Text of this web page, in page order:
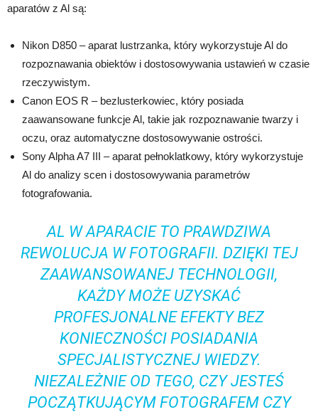
aparatów z Al są:
Nikon D850 – aparat lustrzanka, który wykorzystuje Al do
rozpoznawania obiektów i dostosowywania ustawień w czasie
rzeczywistym.
Canon EOS R – bezlusterkowiec, który posiada
zaawansowane funkcje Al, takie jak rozpoznawanie twarzy i
oczu, oraz automatyczne dostosowywanie ostrości.
Sony Alpha A7 III – aparat pełnoklatkowy, który wykorzystuje
Al do analizy scen i dostosowywania parametrów
fotografowania.
AL W APARACIE TO PRAWDZIWA
REWOLUCJA W FOTOGRAFII. DZIĘKI TEJ
ZAAWANSOWANEJ TECHNOLOGII,
KAŻDY MOŻE UZYSKAĆ
PROFESJONALNE EFEKTY BEZ
KONIECZNOŚCI POSIADANIA
SPECJALISTYCZNEJ WIEDZY.
NIEZALEŻNIE OD TEGO, CZY JESTEŚ
POCZĄTKUJĄCYM FOTOGRAFEM CZY